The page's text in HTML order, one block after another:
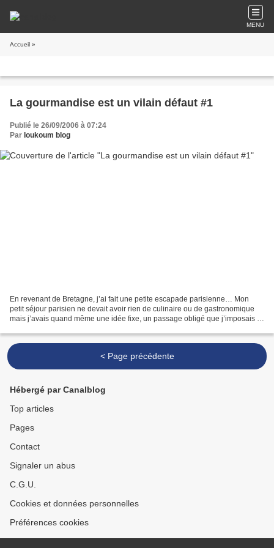
MENU
Accueil »
La gourmandise est un vilain défaut #1
Publié le 26/09/2006 à 07:24
Par loukoum blog
En revenant de Bretagne, j’ai fait une petite escapade parisienne… Mon
petit séjour parisien ne devait avoir rien de culinaire ou de gastronomique
mais j’avais quand même une idée fixe, un passage obligé que j’imposais :
< Page précédente
Hébergé par Canalblog
Top articles
Pages
Contact
Signaler un abus
C.G.U.
Cookies et données personnelles
Préférences cookies